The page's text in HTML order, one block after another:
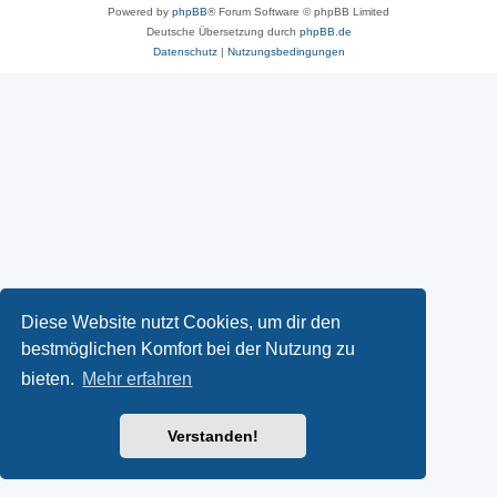
Diese Website nutzt Cookies, um dir den
bestmöglichen Komfort bei der Nutzung zu
bieten. Mehr erfahren
Verstanden!
Powered by phpBB® Forum Software © phpBB Limited
Deutsche Übersetzung durch phpBB.de
Datenschutz| Nutzungsbedingungen